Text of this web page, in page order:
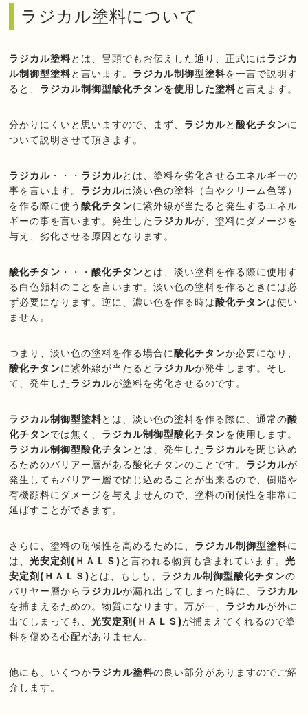
ラジカル塗料について
ラジカル塗料とは、冒頭でもお伝えした通り、正式にはラジカ
ル制御型塗料と言います。 ラジカル制御型塗料を一言で説明す
ると、 ラジカル制御型酸化チタンを使用した塗料と言えます。
分かりにくいと思いますので、まず、 ラジカルと酸化チタンに
ついて説明させて頂きます。
ラジカル ・・・ ラジカルとは、塗料を劣化させるエネルギーの
事を言います。 ラジカルは淡い色の塗料（白やクリーム色等）
を作る際に使う酸化チタンに紫外線が当たると発生するエネル
ギーの事を言います。発生した ラジカルが、塗料にダメージを
与え、劣化させる原因となります。
酸化チタン ・・・酸化チタンとは、淡い塗料を作る際に使用す
る白色顔料のことを言います。淡い色の塗料を作るときには必
ず必要になります。逆に、濃い色を作る時は酸化チタンは使い
ません。
つまり、淡い色の塗料を作る場合に酸化チタンが必要になり、
酸化チタンに紫外線が当たると ラジカルが発生します。そし
て、発生した ラジカルが塗料を劣化させるのです。
ラジカル制御型塗料とは、淡い色の塗料を作る際に、通常の酸
化チタンでは無く、 ラジカル制御型酸化チタンを使用します。
ラジカル制御型酸化チタンとは、発生した ラジカルを閉じ込め
るためのバリアー層がある酸化チタンのことです。 ラジカルが
発生してもバリアー層で閉じ込めることが出来るので、樹脂や
有機顔料にダメージを与えませんので、塗料の耐候性を非常に
延ばすことができます。
さらに、塗料の耐候性を高めるために、 ラジカル制御型塗料に
は、光安定剤(ＨＡＬＳ)と言われる物質も含まれています。光
安定剤(ＨＡＬＳ)とは、もしも、 ラジカル制御型酸化チタンの
バリヤー層から ラジカルが漏れ出してしまった時に、 ラジカル
を捕まえるための。物質になります。万が一、 ラジカルが外に
出てしまっても、光安定剤(ＨＡＬＳ)が捕まえてくれるので塗
料を傷める心配がありません。
他にも、いくつかラジカル塗料の良い部分がありますのでご紹
介します。